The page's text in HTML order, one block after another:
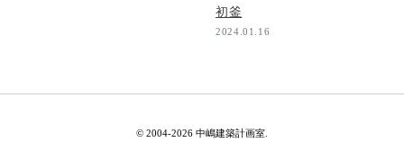
初釜
2024.01.16
© 2004-2026 中嶋建築計画室.